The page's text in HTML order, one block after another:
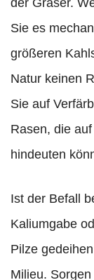
der Gräser.
Sie es
größeren
Natur keinen
Sie auf
Rasen, die
hindeuten
Ist der Befall
Kaliumgabe
Pilze
Milieu.